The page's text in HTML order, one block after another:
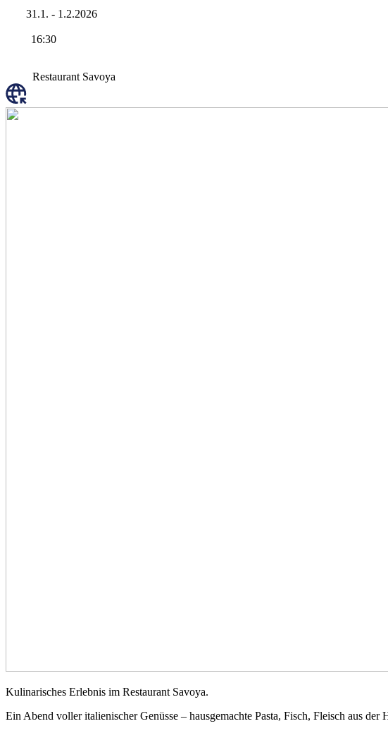
31.1. - 1.2.2026
16:30
Restaurant Savoya
Kulinarisches Erlebnis im Restaurant Savoya.
Ein Abend voller italienischer Genüsse – hausgemachte Pasta, Fisch, Fleisch aus